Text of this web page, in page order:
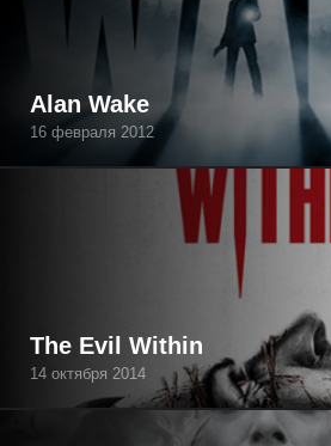
Alan Wake
16 февраля 2012
The Evil Within
14 октября 2014